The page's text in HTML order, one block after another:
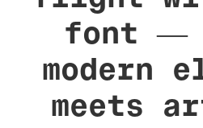
font —
modern
meets